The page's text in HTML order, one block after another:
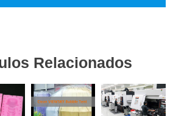
Relacionados